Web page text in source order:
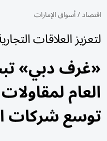
اقتصاد/أسواق الإمارات
لتعزيز العلاقات
«غرف دبي»
العام
توسع شركات